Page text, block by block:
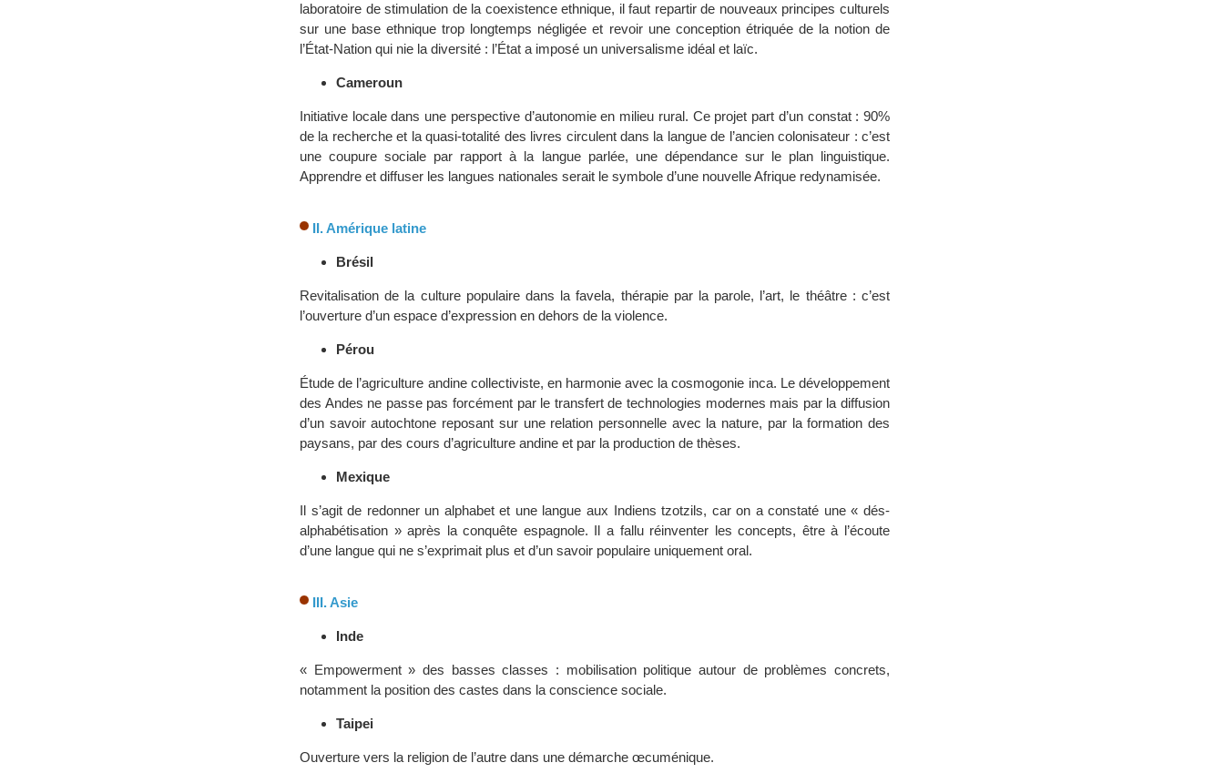
laboratoire de stimulation de la coexistence ethnique, il faut repartir de nouveaux principes culturels
sur une base ethnique trop longtemps négligée et revoir une conception étriquée de la notion de
l’État-Nation qui nie la diversité : l’État a imposé un universalisme idéal et laïc.
Cameroun
Initiative locale dans une perspective d’autonomie en milieu rural. Ce projet part d’un constat : 90%
de la recherche et la quasi-totalité des livres circulent dans la langue de l’ancien colonisateur : c’est
une coupure sociale par rapport à la langue parlée, une dépendance sur le plan linguistique.
Apprendre et diffuser les langues nationales serait le symbole d’une nouvelle Afrique redynamisée.
II. Amérique latine
Brésil
Revitalisation de la culture populaire dans la favela, thérapie par la parole, l’art, le théâtre : c’est
l’ouverture d’un espace d’expression en dehors de la violence.
Pérou
Étude de l’agriculture andine collectiviste, en harmonie avec la cosmogonie inca. Le développement
des Andes ne passe pas forcément par le transfert de technologies modernes mais par la diffusion
d’un savoir autochtone reposant sur une relation personnelle avec la nature, par la formation des
paysans, par des cours d’agriculture andine et par la production de thèses.
Mexique
Il s’agit de redonner un alphabet et une langue aux Indiens tzotzils, car on a constaté une « dés-
alphabétisation » après la conquête espagnole. Il a fallu réinventer les concepts, être à l’écoute
d’une langue qui ne s’exprimait plus et d’un savoir populaire uniquement oral.
III. Asie
Inde
« Empowerment » des basses classes : mobilisation politique autour de problèmes concrets,
notamment la position des castes dans la conscience sociale.
Taipei
Ouverture vers la religion de l’autre dans une démarche œcuménique.